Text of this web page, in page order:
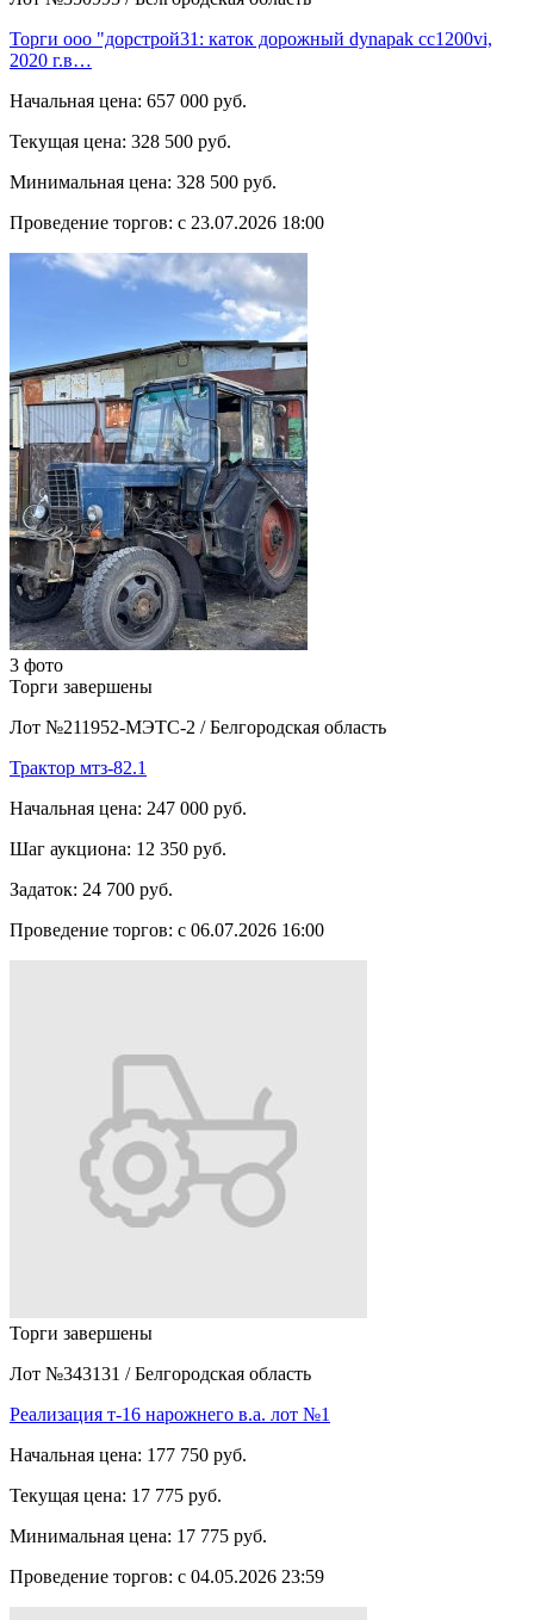
Торги ооо "дорстрой31: каток дорожный dynapak cc1200vi,
2020 г.в…
Начальная цена: 657 000 руб.
Текущая цена: 328 500 руб.
Минимальная цена: 328 500 руб.
Проведение торгов: с 23.07.2026 18:00
3 фото
Торги завершены
Лот №211952-МЭТС-2 / Белгородская область
Трактор мтз-82.1
Начальная цена: 247 000 руб.
Шаг аукциона: 12 350 руб.
Задаток: 24 700 руб.
Проведение торгов: с 06.07.2026 16:00
Торги завершены
Лот №343131 / Белгородская область
Реализация т-16 нарожнего в.а. лот №1
Начальная цена: 177 750 руб.
Текущая цена: 17 775 руб.
Минимальная цена: 17 775 руб.
Проведение торгов: с 04.05.2026 23:59